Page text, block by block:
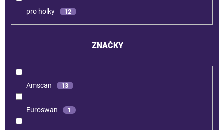
ZNAČKY
Amscan 13
Euroswan 1
pro holky 12